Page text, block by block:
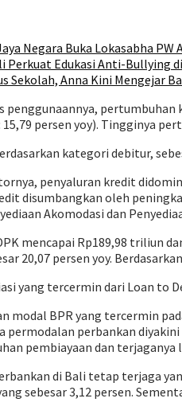
Negara Buka Lokasabha PW
Perkuat Edukasi Anti-Bullying
Sekolah, Anna Kini Mengejar
penggunaannya,
15,79 persen yoy). Tingginya
kategori debitur,
penyaluran kredit
disumbangkan oleh
Akomodasi dan
mencapai Rp189,98 triliun
20,07 persen yoy.
yang tercermin dari Loan to
modal BPR yang tercermin
permodalan perbankan
pembiayaan dan terjaganya
di Bali tetap terjaga
sebesar 3,12 persen.